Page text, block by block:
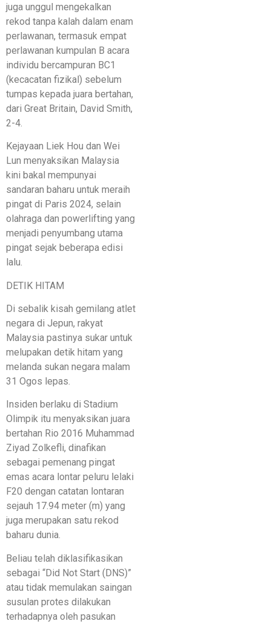
juga unggul mengekalkan
rekod tanpa kalah dalam enam
perlawanan, termasuk empat
perlawanan kumpulan B acara
individu bercampuran BC1
(kecacatan fizikal) sebelum
tumpas kepada juara bertahan,
dari Great Britain, David Smith,
2-4.
Kejayaan Liek Hou dan Wei
Lun menyaksikan Malaysia
kini bakal mempunyai
sandaran baharu untuk meraih
pingat di Paris 2024, selain
olahraga dan powerlifting yang
menjadi penyumbang utama
pingat sejak beberapa edisi
lalu.
DETIK HITAM
Di sebalik kisah gemilang atlet
negara di Jepun, rakyat
Malaysia pastinya sukar untuk
melupakan detik hitam yang
melanda sukan negara malam
31 Ogos lepas.
Insiden berlaku di Stadium
Olimpik itu menyaksikan juara
bertahan Rio 2016 Muhammad
Ziyad Zolkefli, dinafikan
sebagai pemenang pingat
emas acara lontar peluru lelaki
F20 dengan catatan lontaran
sejauh 17.94 meter (m) yang
juga merupakan satu rekod
baharu dunia.
Beliau telah diklasifikasikan
sebagai “Did Not Start (DNS)”
atau tidak memulakan saingan
susulan protes dilakukan
terhadapnya oleh pasukan